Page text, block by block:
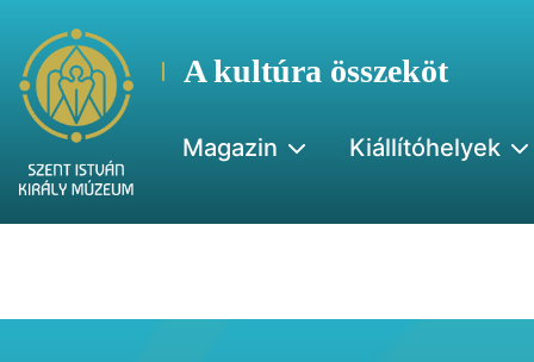
A kultúra összeköt
Magazin Kiállítóhelyek